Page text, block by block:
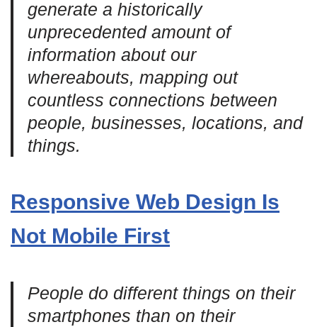
generate a historically
unprecedented amount of
information about our
whereabouts, mapping out
countless connections between
people, businesses, locations, and
things.
Responsive Web Design Is
Not Mobile First
People do different things on their
smartphones than on their